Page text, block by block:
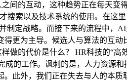
间的互动，这种趋势正在每天变
搜索以及技术系统的使用。在这
制定战略。而接下来的流程中，
更为主导。候选人与算法的互
做的代价是什么？ HR科技的“
的工作。讽刺的是，人力资源和
此外，我们正在失去与人的本